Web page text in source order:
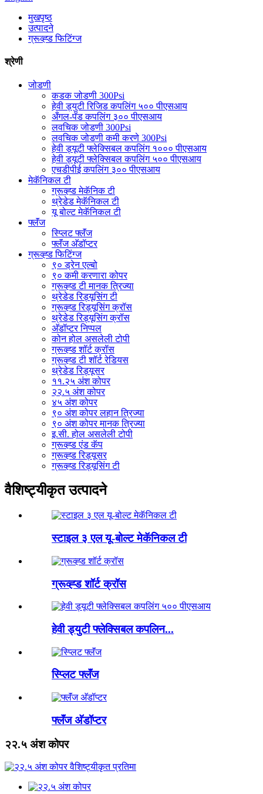
मुखपृष्ठ
उत्पादने
ग्रूव्ह्ड फिटिंग्ज
श्रेणी
जोडणी
कडक जोडणी 300Psi
हेवी ड्युटी रिजिड कपलिंग ५०० पीएसआय
अँगल-पॅड कपलिंग ३०० पीएसआय
लवचिक जोडणी 300Psi
लवचिक जोडणी कमी करणे 300Psi
हेवी ड्यूटी फ्लेक्सिबल कपलिंग १००० पीएसआय
हेवी ड्यूटी फ्लेक्सिबल कपलिंग ५०० पीएसआय
एचडीपीई कपलिंग ३०० पीएसआय
मेकॅनिकल टी
ग्रूव्ह्ड मेकॅनिक टी
थ्रेडेड मेकॅनिकल टी
यू बोल्ट मेकॅनिकल टी
फ्लॅंज
स्प्लिट फ्लॅंज
फ्लॅंज अ‍ॅडॉप्टर
ग्रूव्ह्ड फिटिंग्ज
९० ड्रेन एल्बो
९० कमी करणारा कोपर
ग्रूव्ह्ड टी मानक त्रिज्या
थ्रेडेड रिड्यूसिंग टी
ग्रूव्ह्ड रिड्यूसिंग क्रॉस
थ्रेडेड रिड्यूसिंग क्रॉस
अ‍ॅडॉप्टर निप्पल
कोन होल असलेली टोपी
ग्रूव्ह्ड शॉर्ट क्रॉस
ग्रूव्ह्ड टी शॉर्ट रेडियस
थ्रेडेड रिड्यूसर
११.२५ अंश कोपर
२२.५ अंश कोपर
४५ अंश कोपर
९० अंश कोपर लहान त्रिज्या
९० अंश कोपर मानक त्रिज्या
इ.सी. होल असलेली टोपी
ग्रूव्ह्ड एंड कॅप
ग्रूव्ह्ड रिड्यूसर
ग्रूव्ह्ड रिड्यूसिंग टी
वैशिष्ट्यीकृत उत्पादने
स्टाइल ३ एल यू-बोल्ट मेकॅनिकल टी
ग्रूव्ह्ड शॉर्ट क्रॉस
हेवी ड्युटी फ्लेक्सिबल कपलिन...
स्प्लिट फ्लॅंज
फ्लॅंज अ‍ॅडॉप्टर
२२.५ अंश कोपर